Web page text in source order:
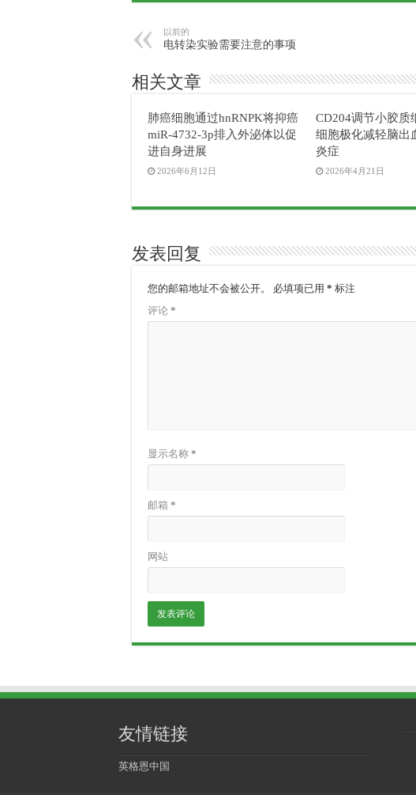
以前的
电转染实验需要注意的事项
相关文章
肺癌细胞通过hnRNPK将抑癌
miR-4732-3p排入外泌体以促
进自身进展
2026年6月12日
CD204调节小胶质
细胞极化减轻脑出
炎症
2026年4月21日
发表回复
您的邮箱地址不会被公开。 必填项已用 * 标注
评论 *
显示名称 *
邮箱 *
网站
友情链接
英格恩中国